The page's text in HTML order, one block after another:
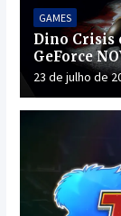
GAMES
Dino Crisis
GeForce
23 de julho de